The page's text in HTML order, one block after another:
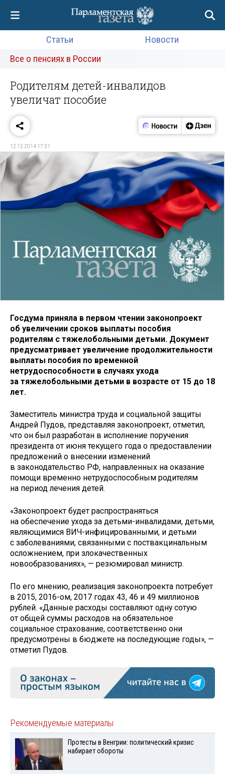
Статьи
Новости
Все о пенсиях в России
Родителям детей-инвалидов
увеличат пособие
12.12.2014 17:31
Госдума приняла в первом чтении законопроект
об увеличении сроков выплаты пособия
родителям с тяжелобольными детьми. Документ
предусматривает увеличение продолжительности
выплаты пособия по временной
нетрудоспособности в случаях ухода
за тяжелобольными детьми в возрасте от 15 до 18
лет.
Заместитель министра труда и социальной защиты
Андрей Пудов, представляя законопроект, отметил,
что он был разработан в исполнение поручения
президента от июня текущего года о предоставлении
предложений о внесении изменений
в законодательство РФ, направленных на оказание
помощи временно нетрудоспособным родителям
на период лечения детей.
«Законопроект будет распространяться
на обеспечение ухода за детьми-инвалидами, детьми,
являющимися ВИЧ-инфицированными, и детьми
с заболеваниями, связанными с поствакцинальным
осложнением, при злокачественных
новообразованиях», — резюмировал министр.
По его мнению, реализация законопроекта потребует
в 2015, 2016-ом, 2017 годах 43, 46 и 49 миллионов
рублей. «Данные расходы составляют одну сотую
от общей суммы расходов на обязательное
социальное страхование, соответственно они
предусмотрены в бюджете на последующие годы», —
отметил Пудов.
Рекомендуемые материалы
Протесты в Венгрии: политический кризис
набирает обороты